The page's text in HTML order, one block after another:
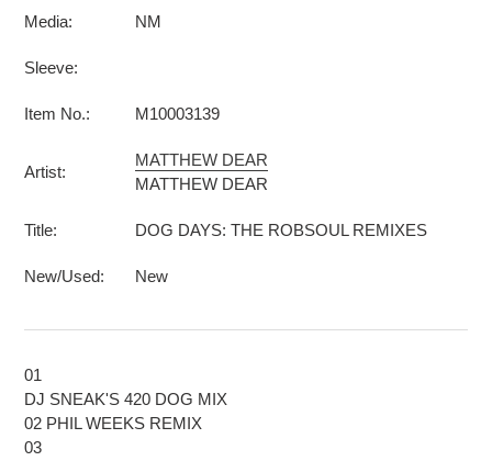
Media: NM
Sleeve:
Item No.: M10003139
Artist:
MATTHEW DEAR
MATTHEW DEAR
Title: DOG DAYS: THE ROBSOUL REMIXES
New/Used: New
01
DJ SNEAK'S 420 DOG MIX
02 PHIL WEEKS REMIX
03